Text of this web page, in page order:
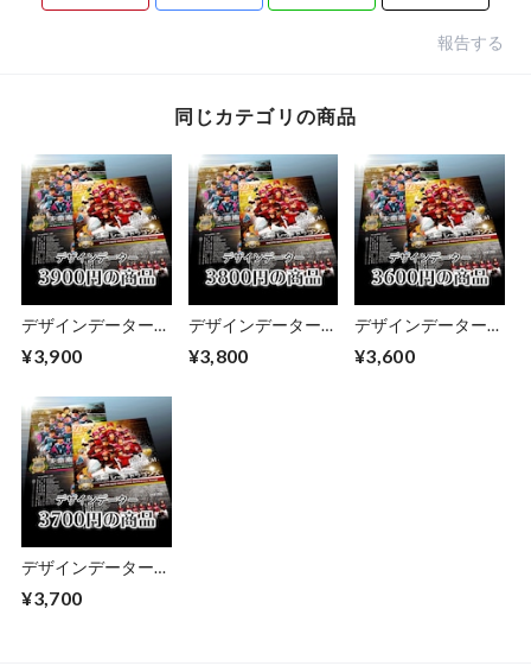
報告する
同じカテゴリの商品
デザインデーター
ウト】
¥3,900
デザインデーター
ウト】
¥3,800
デザインデーター
ウト】
¥3,600
デザインデーター
ウト】
¥3,700